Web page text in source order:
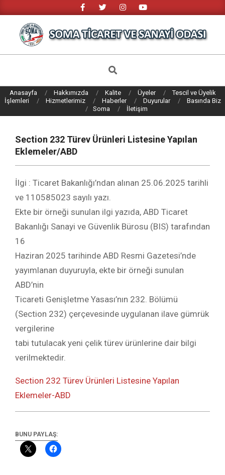
to
content
SOMA
VE
SANAYI
Search
Anasayfa Hakkımızda Kalite Üyeler
Tescil ve Üyelik
İşlemleri
Hizmetlerimiz Haberler Duyurular
Basında Biz
Soma
İletişim
Section 232 Türev Ürünleri Listesine Yapılan
Eklemeler/ABD
İlgi : Ticaret Bakanlığı’ndan alınan 25.06.2025 tarihli
ve 110585023 sayılı yazı.
Ekte bir örneği sunulan ilgi yazıda, ABD Ticaret
Bakanlığı Sanayi ve Güvenlik Bürosu (BIS) tarafından
16
Haziran 2025 tarihinde ABD Resmi Gazetesi’nde
yayımlanan duyuruyla, ekte bir örneği sunulan
ABD’nin
Ticareti Genişletme Yasası’nın 232. Bölümü
(Section 232) çerçevesinde uygulanan ilave gümrük
vergilerine
tabi tutulacak yeni çelik türev ürünlerine dair bilgi
verilmektedir.
Section 232 Türev Ürünleri Listesine Yapılan
Eklemeler-ABD
BUNU PAYLAŞ: